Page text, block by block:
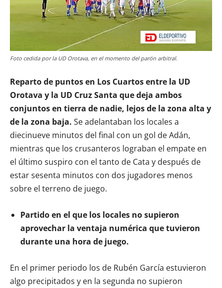
Foto cedida por la UD Orotava, en el momento del parón arbitral.
Reparto de puntos en Los Cuartos entre la UD
Orotava y la UD Cruz Santa que deja ambos
conjuntos en tierra de nadie, lejos de la zona alta y
de la zona baja. Se adelantaban los locales a
diecinueve minutos del final con un gol de Adán,
mientras que los crusanteros lograban el empate en
el último suspiro con el tanto de Cata y después de
estar sesenta minutos con dos jugadores menos
sobre el terreno de juego.
Partido en el que los locales no supieron
aprovechar la ventaja numérica que tuvieron
durante una hora de juego.
En el primer periodo los de Rubén García estuvieron
algo precipitados y en la segunda no supieron